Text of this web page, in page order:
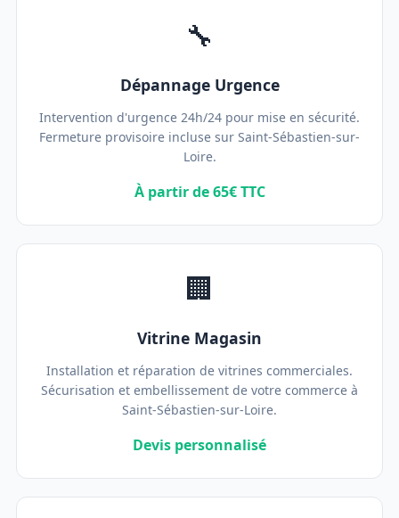
🔧
Dépannage Urgence
Intervention d'urgence 24h/24 pour mise en sécurité.
Fermeture provisoire incluse sur Saint-Sébastien-sur-
Loire.
À partir de 65€ TTC
🏢
Vitrine Magasin
Installation et réparation de vitrines commerciales.
Sécurisation et embellissement de votre commerce à
Saint-Sébastien-sur-Loire.
Devis personnalisé